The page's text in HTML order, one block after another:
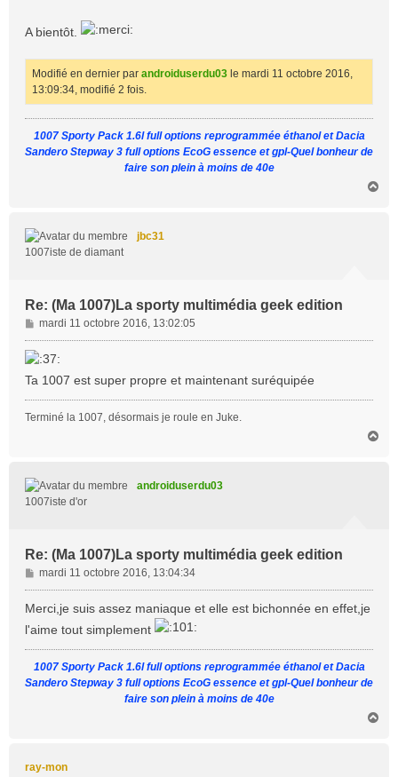
A bientôt.
Modifié en dernier par androiduserdu03 le mardi 11 octobre 2016,
13:09:34, modifié 2 fois.
1007 Sporty Pack 1.6l full options reprogrammée éthanol et Dacia
Sandero Stepway 3 full options EcoG essence et gpl-Quel bonheur de
faire son plein à moins de 40e
jbc31
1007iste de diamant
Re: (Ma 1007)La sporty multimédia geek edition
M
e
s
a
g
e
mardi 11 octobre 2016, 13:02:05
Ta 1007 est super propre et maintenant suréquipée
Terminé la 1007, désormais je roule en Juke.
androiduserdu03
1007iste d'or
Re: (Ma 1007)La sporty multimédia geek edition
M
e
a
g
e
mardi 11 octobre 2016, 13:04:34
Merci,je suis assez maniaque et elle est bichonnée en effet,je
l'aime tout simplement
1007 Sporty Pack 1.6l full options reprogrammée éthanol et Dacia
Sandero Stepway 3 full options EcoG essence et gpl-Quel bonheur de
faire son plein à moins de 40e
ray-mon